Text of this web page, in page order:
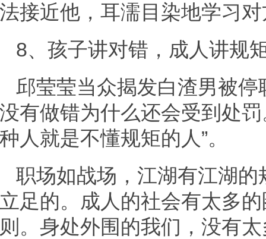
法接近他，耳濡目染地学习
8、孩子讲对错，成人讲规
邱莹莹当众揭发白渣男被
没有做错为什么还会受到处
种人就是不懂规矩的人”。
职场如战场，江湖有江湖
立足的。成人的社会有太多
则。身处外围的我们，没有